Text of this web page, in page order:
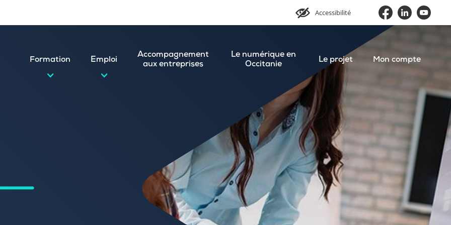
Accessibilité
Formation Emploi
et postuler en ligne
spontanée
Accompagnement
aux entreprises
Le numérique en
Occitanie
Le projet Mon compte